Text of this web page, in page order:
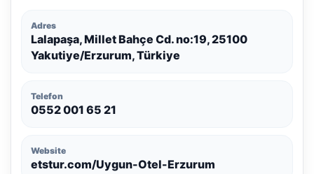
Adres
Lalapaşa, Millet Bahçe Cd. no:19, 25100
Yakutiye/Erzurum, Türkiye
Telefon
0552 001 65 21
Website
etstur.com/Uygun-Otel-Erzurum